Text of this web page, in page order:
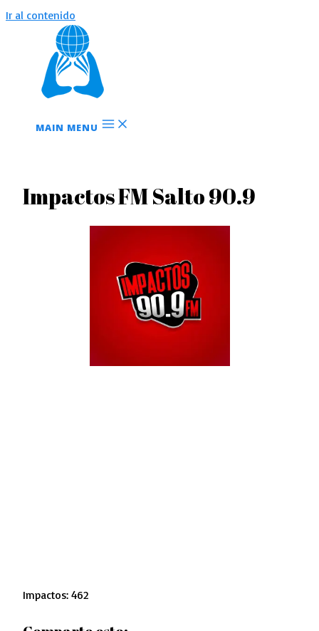
Ir al contenido
MAIN MENU
Impactos FM Salto 90.9
Impactos: 462